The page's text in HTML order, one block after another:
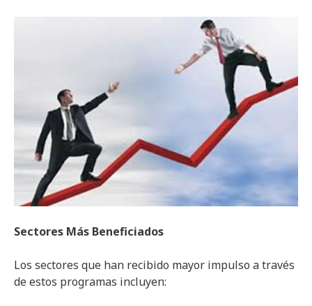
Sectores Más Beneficiados
Los sectores que han recibido mayor impulso a través
de estos programas incluyen: